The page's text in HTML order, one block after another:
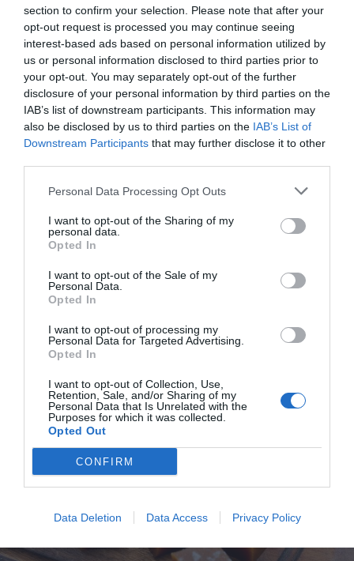
section to confirm your selection. Please note that after your
opt-out request is processed you may continue seeing
interest-based ads based on personal information utilized by
us or personal information disclosed to third parties prior to
your opt-out. You may separately opt-out of the further
disclosure of your personal information by third parties on the
IAB’s list of downstream participants. This information may
also be disclosed by us to third parties on the IAB’s List of
Downstream Participants that may further disclose it to other
Personal Data Processing Opt Outs
I want to opt-out of the Sharing of my
personal data.
Opted In
I want to opt-out of the Sale of my
Personal Data.
Opted In
I want to opt-out of processing my
Personal Data for Targeted Advertising.
Opted In
I want to opt-out of Collection, Use,
Retention, Sale, and/or Sharing of my
Personal Data that Is Unrelated with the
Purposes for which it was collected.
Opted Out
CONFIRM
Data Deletion Data Access Privacy Policy
Författare:Henrik
Mattsson
Jag är matskribent samt kock
med en fil. kand i
delar jag med mig av tusentals olika recept för alla
smaker - noviser som hemmakockar. Alla recept
har jag provlagat, skrivit och fotat så att du ska
kunna laga dem med bästa resultat hemma. Läs mer
om mig.
Tillbehör och liknande:
RECEPT